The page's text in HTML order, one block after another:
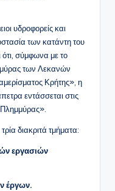
υδροφορείς και
των κατάντη του
σύμφωνα με το
των Λεκανών
Κρήτης», η
εντάσσεται στις
διακριτά τμήματα:
εργασιών
έργων.